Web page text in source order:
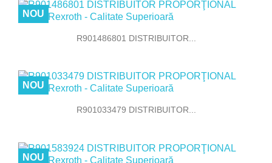
R901486801 DISTRIBUITOR...
NOU
R901033479 DISTRIBUITOR...
NOU
NOU